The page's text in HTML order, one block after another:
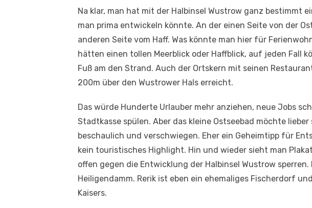
Na klar, man hat mit der Halbinsel Wustrow ganz bestimmt
man prima entwickeln könnte. An der einen Seite von der
anderen Seite vom Haff. Was könnte man hier für
hätten einen tollen Meerblick oder Haffblick, auf jeden Fall
Fuß am den Strand. Auch der Ortskern mit seinen
200m über den Wustrower Hals erreicht.
Das würde Hunderte Urlauber mehr anziehen, neue Jobs
Stadtkasse spülen. Aber das kleine Ostseebad möchte lieber
beschaulich und verschwiegen. Eher ein Geheimtipp für
kein touristisches Highlight. Hin und wieder sieht man
offen gegen die Entwicklung der Halbinsel Wustrow
Heiligendamm. Rerik ist eben ein ehemaliges Fischerdorf
Kaisers.